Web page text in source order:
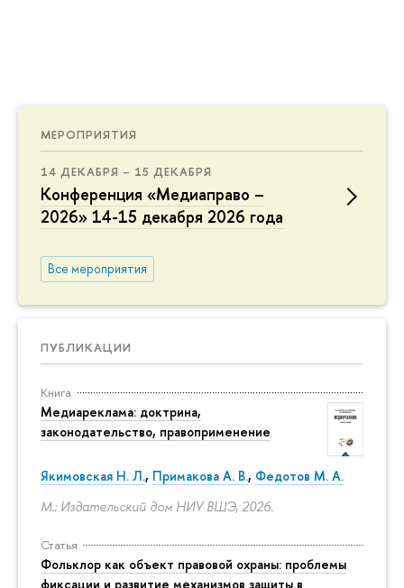
МЕРОПРИЯТИЯ
14 ДЕКАБРЯ – 15 ДЕКАБРЯ
Конференция «Медиаправо –
2026» 14-15 декабря 2026 года
Все мероприятия
ПУБЛИКАЦИИ
Книга
Медиареклама: доктрина,
законодательство, правоприменение
Якимовская Н. Л., Примакова А. В., Федотов М. А.
М.: Издательский дом НИУ ВШЭ, 2026.
Статья
Фольклор как объект правовой охраны: проблемы
фиксации и развитие механизмов защиты в